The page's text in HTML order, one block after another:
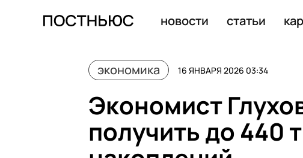
новости статьи
экономика 16 ЯНВАРЯ 2026 03:34
Экономист
получить до 440